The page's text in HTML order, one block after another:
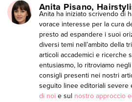
Anita Pisano,
Anita ha iniziato scrivendo di
vorace interesse per la cura
presto ad espandere i suoi
diversi temi nell’ambito della
articoli accademici e ricerche
entusiasmo, lo ritroviamo
consigli presenti nei nostri
seguito linee editoriali severe
di noi e sul nostro approccio